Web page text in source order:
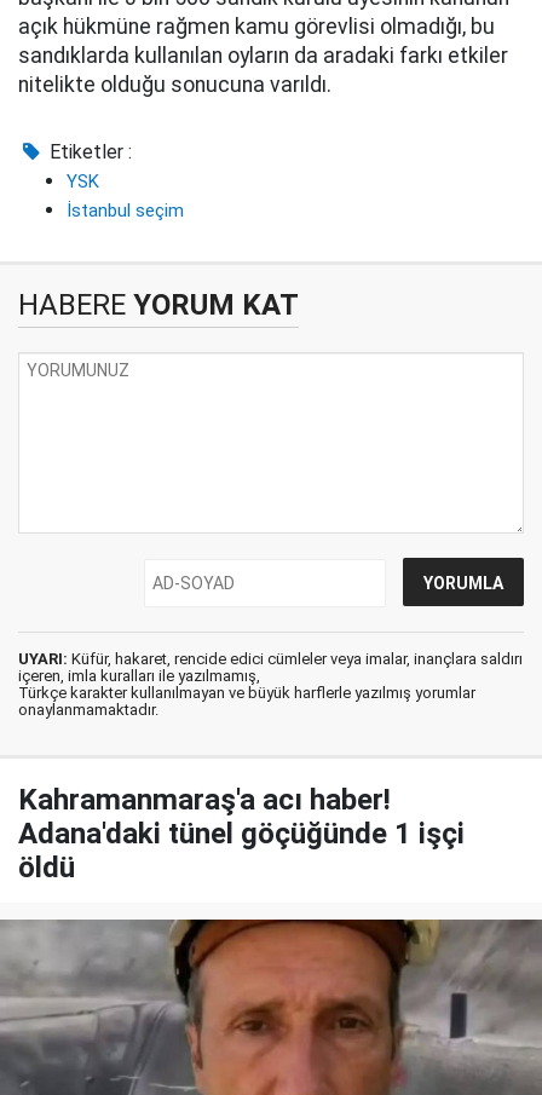
açık hükmüne rağmen kamu görevlisi olmadığı, bu
sandıklarda kullanılan oyların da aradaki farkı etkiler
nitelikte olduğu sonucuna varıldı.
Etiketler :
YSK
İstanbul seçim
HABERE YORUM KAT
UYARI: Küfür, hakaret, rencide edici cümleler veya imalar, inançlara saldırı
içeren, imla kuralları ile yazılmamış,
Türkçe karakter kullanılmayan ve büyük harflerle yazılmış yorumlar
onaylanmamaktadır.
Kahramanmaraş'a acı haber!
Adana'daki tünel göçüğünde 1 işçi
öldü